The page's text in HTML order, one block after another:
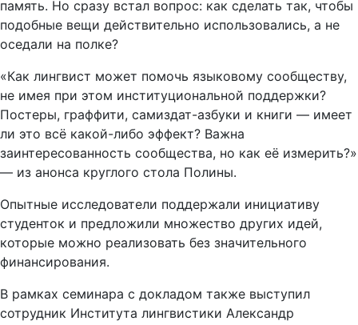
память. Но сразу встал вопрос: как сделать так, чтобы
подобные вещи действительно использовались, а не
оседали на полке?
«Как лингвист может помочь языковому сообществу,
не имея при этом институциональной поддержки?
Постеры, граффити, самиздат-азбуки и книги — имеет
ли это всё какой-либо эффект? Важна
заинтересованность сообщества, но как её измерить?»
— из анонса круглого стола Полины.
Опытные исследователи поддержали инициативу
студенток и предложили множество других идей,
которые можно реализовать без значительного
финансирования.
В рамках семинара с докладом также выступил
сотрудник Института лингвистики Александр